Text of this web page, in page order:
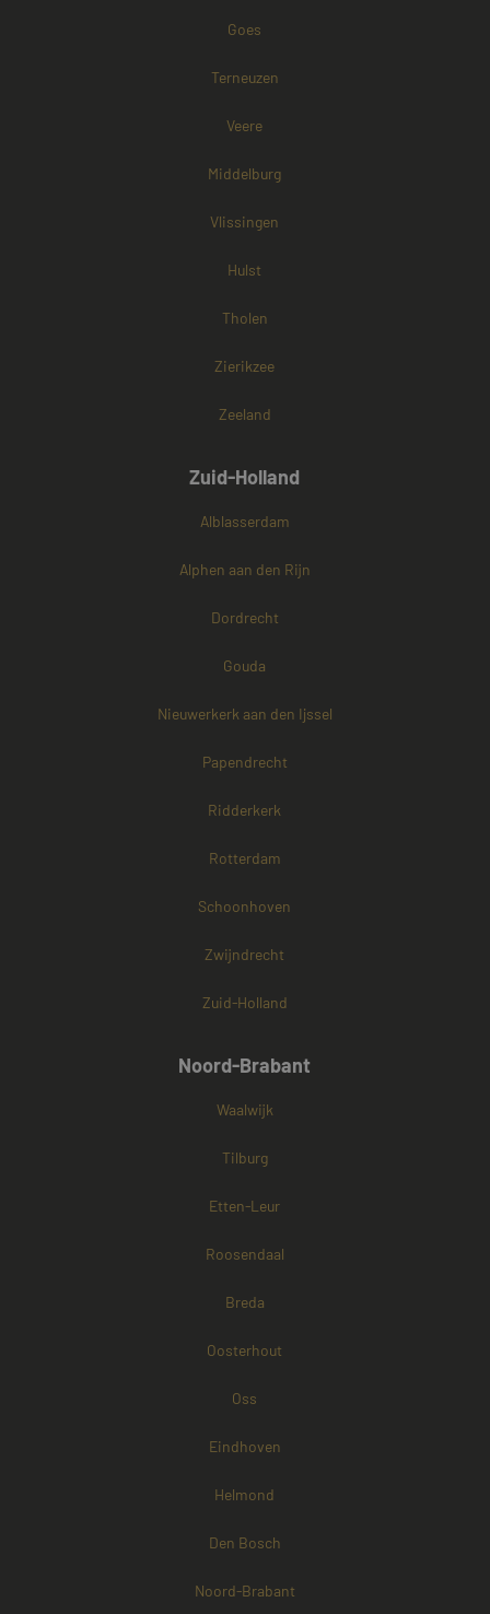
Goes
Terneuzen
Veere
Middelburg
Vlissingen
Hulst
Tholen
Zierikzee
Zeeland
Zuid-Holland
Alblasserdam
Alphen aan den Rijn
Dordrecht
Gouda
Nieuwerkerk aan den Ijssel
Papendrecht
Ridderkerk
Rotterdam
Schoonhoven
Zwijndrecht
Zuid-Holland
Noord-Brabant
Waalwijk
Tilburg
Etten-Leur
Roosendaal
Breda
Oosterhout
Oss
Eindhoven
Helmond
Den Bosch
Noord-Brabant